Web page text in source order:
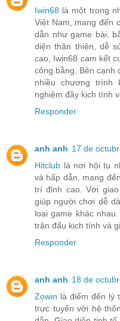
Iwin68 là một trong
Việt Nam, mang đến
dẫn như game bài,
diện thân thiện, dễ
cao, Iwin68 cam kết
công bằng. Bên cạnh
nhiều chương trình
nghiệm đầy kịch tính
Responder
anh anh 17 de
Hitclub là nơi hội tụ
và hấp dẫn, mang
trí đỉnh cao. Với
giúp người chơi dễ
loại game khác
trận đấu kịch tính và
Responder
anh anh 18 de
Zowin là điểm đến lý
trực tuyến với hệ